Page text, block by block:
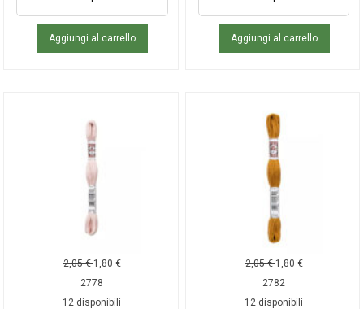
Aggiungi al carrello Aggiungi al carrello
2,05€ 1,80 €
2778
12 disponibili
2,05€ 1,80 €
2782
12 disponibili